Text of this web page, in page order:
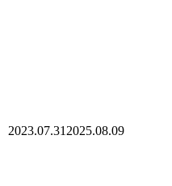
2023.07.31 2025.08.09